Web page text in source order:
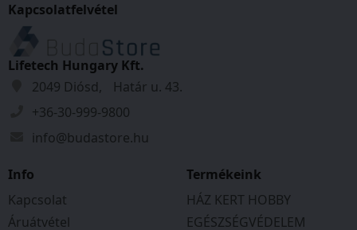
Kapcsolatfelvétel
Lifetech Hungary Kft.
2049 Diósd, Határ u. 43.
+36-30-999-9800
info@budastore.hu
Info
Kapcsolat
Áruátvétel
Termékeink
HÁZ KERT HOBBY
EGÉSZSÉGVÉDELEM